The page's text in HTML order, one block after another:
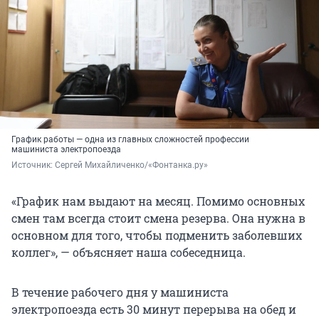
График работы — одна из главных сложностей профессии
машиниста электропоезда
Источник: Сергей Михайличенко/«Фонтанка.ру»
«График нам выдают на месяц. Помимо основных
смен там всегда стоит смена резерва. Она нужна в
основном для того, чтобы подменить заболевших
коллег», — объясняет наша собеседница.
В течение рабочего дня у машиниста
электропоезда есть 30 минут перерыва на обед и